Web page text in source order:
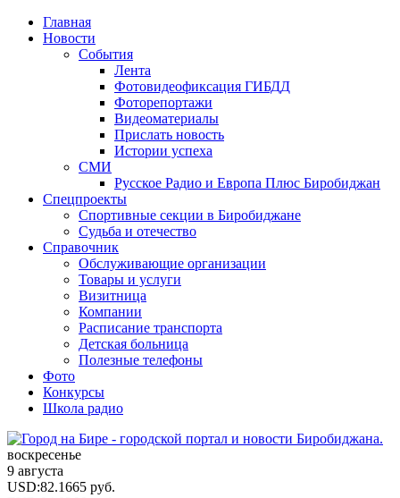
Главная
Новости
События
Лента
Фотовидеофиксация ГИБДД
Фоторепортажи
Видеоматериалы
Прислать новость
Истории успеха
СМИ
Русское Радио и Европа Плюс Биробиджан
Спецпроекты
Спортивные секции в Биробиджане
Судьба и отечество
Справочник
Обслуживающие организации
Товары и услуги
Визитница
Компании
Расписание транспорта
Детская больница
Полезные телефоны
Фото
Конкурсы
Школа радио
воскресенье
9 августа
USD:82.1665 руб.